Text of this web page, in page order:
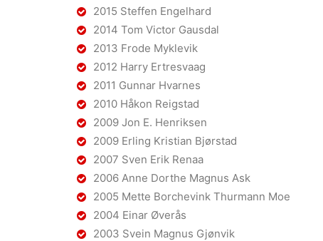
2015 Steffen Engelhard
2014 Tom Victor Gausdal
2013 Frode Myklevik
2012 Harry Ertresvaag
2011 Gunnar Hvarnes
2010 Håkon Reigstad
2009 Jon E. Henriksen
2009 Erling Kristian Bjørstad
2007 Sven Erik Renaa
2006 Anne Dorthe Magnus Ask
2005 Mette Borchevink Thurmann Moe
2004 Einar Øverås
2003 Svein Magnus Gjønvik